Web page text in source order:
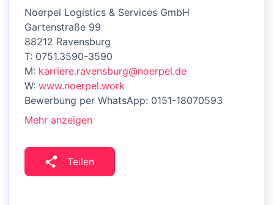
Noerpel Logistics & Services GmbH
Gartenstraße 99
88212 Ravensburg
T: 0751.3590-3590
M: karriere.ravensburg@noerpel.de
W: www.noerpel.work
Bewerbung per WhatsApp: 0151-18070593
Mehr anzeigen
Teilen